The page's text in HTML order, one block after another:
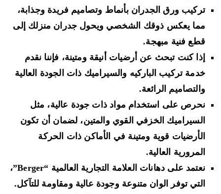
تركيب ورق الجدران بأنماط وتصاميم فريدة وجذابة،
مما يعكس ذوقك الشخصي ويحول جدران منزلك إلى
قطع فنية مبهجة.
إذا كنت تبحث عن أرضيات أنيقة ومتينة، فإننا نقدم
خدمة تركيب الباركيه والسيراميك ذات الجودة العالية
والتصاميم الرائعة.
نحرص على استخدام مواد ذات جودة عالية، مثل
السيراميك الخزفي القوي والمتين، لضمان أن تكون
الأرضيات قوية ومتينة في الأماكن ذات الحركة
المرورية العالية.
نعتمد على دهانات العلامة التجارية العالمية “Berger”،
التي توفر الوان متنوعة وجودة عالية ومقاومة للتآكل.